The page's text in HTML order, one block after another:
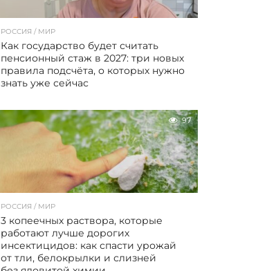
РОССИЯ / МИР
Как государство будет считать
пенсионный стаж в 2027: три новых
правила подсчёта, о которых нужно
знать уже сейчас
97
РОССИЯ / МИР
3 копеечных раствора, которые
работают лучше дорогих
инсектицидов: как спасти урожай
от тли, белокрылки и слизней